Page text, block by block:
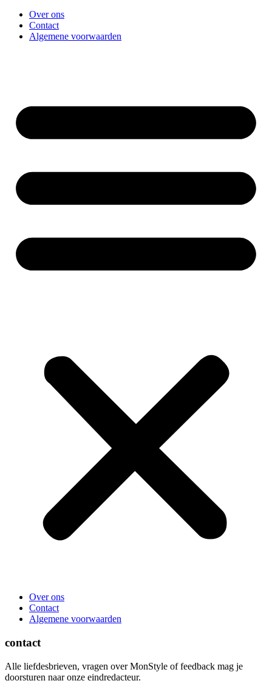
Over ons
Contact
Algemene voorwaarden
Over ons
Contact
Algemene voorwaarden
contact
Alle liefdesbrieven, vragen over MonStyle of feedback mag je
doorsturen naar onze eindredacteur.